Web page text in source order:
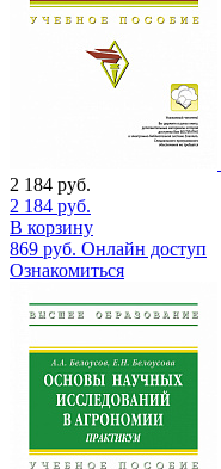
2 184 руб.
2 184 руб.
В корзину
869 руб. Онлайн доступ
Ознакомиться